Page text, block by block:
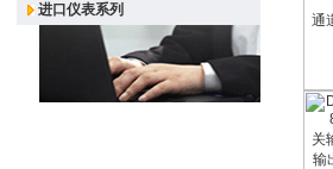
进口仪表系列